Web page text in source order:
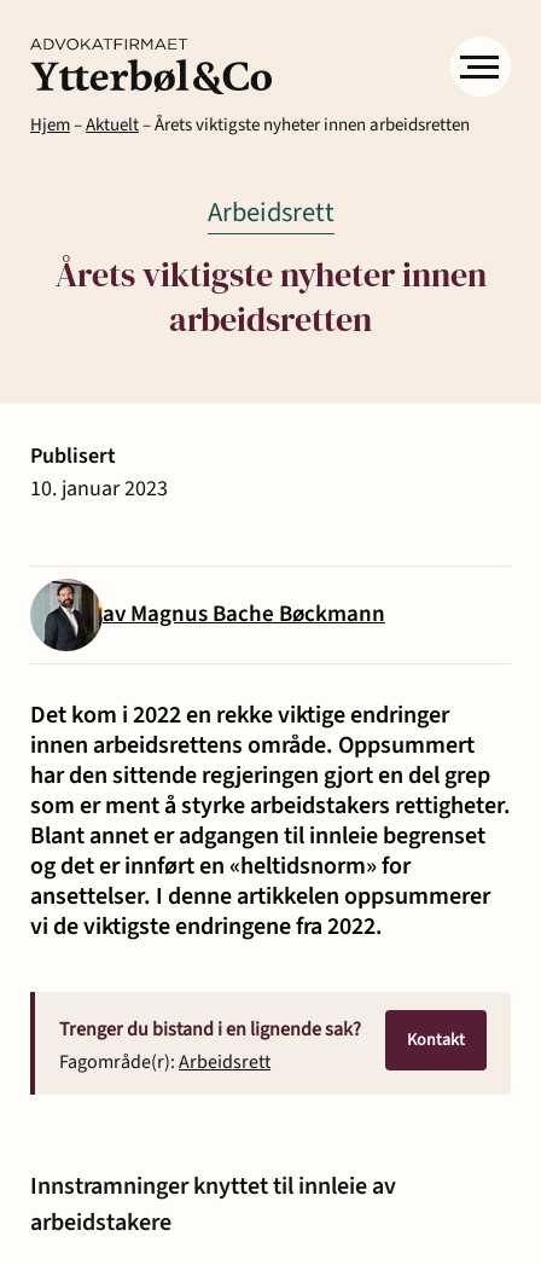
Hjem–Aktuelt–Årets viktigste nyheter innen arbeidsretten
Arbeidsrett
Årets viktigste nyheter innen
arbeidsretten
Publisert
10. januar 2023
av Magnus Bache Bøckmann
Det kom i 2022 en rekke viktige endringer
innen arbeidsrettens område. Oppsummert
har den sittende regjeringen gjort en del grep
som er ment å styrke arbeidstakers rettigheter.
Blant annet er adgangen til innleie begrenset
og det er innført en «heltidsnorm» for
ansettelser. I denne artikkelen oppsummerer
vi de viktigste endringene fra 2022.
Trenger du bistand i en lignende sak?
Fagområde(r):Arbeidsrett
Kontakt
Innstramninger knyttet til innleie av
arbeidstakere
Kompetanse
Arbeidsrett
Arv
ogogog
Entreprise
-
og
anlegg
Erstatning
og
sykdom
Familie
Forbrukersaker
Konkurs
Offentlige
anskaffelser
Selskapsrett
Skatt
og
avgift
Strafferett
Transaksjoner
Menneskene
Karriere
og miljø